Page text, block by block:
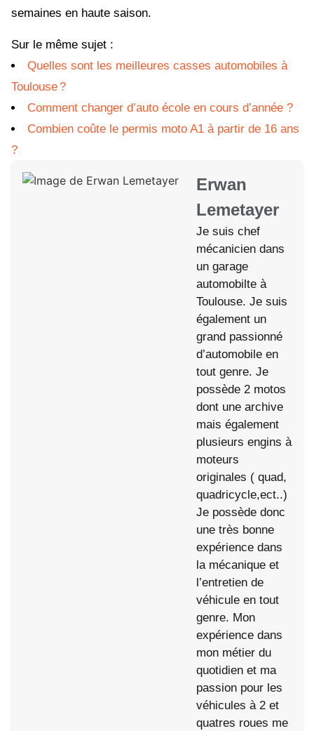
semaines en haute saison.
Sur le même sujet :
Quelles sont les meilleures casses automobiles à
Toulouse ?
Comment changer d’auto école en cours d’année ?
Combien coûte le permis moto A1 à partir de 16 ans
?
Erwan
Lemetayer
Je suis chef
mécanicien dans
un garage
automobilte à
Toulouse. Je suis
également un
grand passionné
d’automobile en
tout genre. Je
possède 2 motos
dont une archive
mais également
plusieurs engins à
moteurs
originales ( quad,
quadricycle,ect..)
Je possède donc
une très bonne
expérience dans
la mécanique et
l’entretien de
véhicule en tout
genre. Mon
expérience dans
mon métier du
quotidien et ma
passion pour les
véhicules à 2 et
quatres roues me